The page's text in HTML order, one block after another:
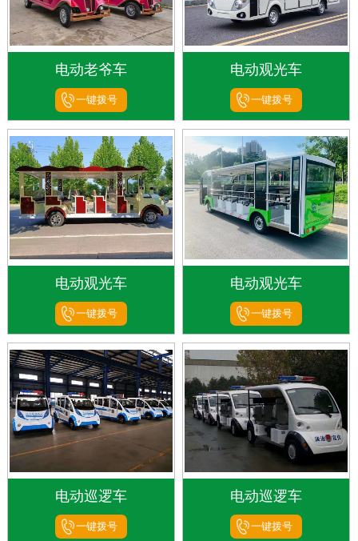
电动老爷车
一键拨号
电动观光车
一键拨号
电动观光车
一键拨号
电动观光车
一键拨号
电动巡逻车
一键拨号
电动巡逻车
一键拨号